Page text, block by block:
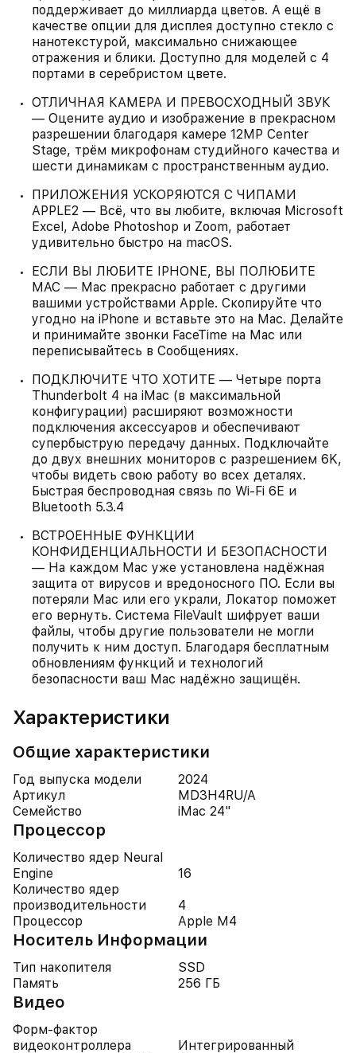
поддерживает до миллиарда цветов. А ещё в
качестве опции для дисплея доступно стекло с
нанотекстурой, максимально снижающее
отражения и блики. Доступно для моделей с 4
портами в серебристом цвете.
ОТЛИЧНАЯ КАМЕРА И ПРЕВОСХОДНЫЙ ЗВУК
— Оцените аудио и изображение в прекрасном
разрешении благодаря камере 12MP Center
Stage, трём микрофонам студийного качества и
шести динамикам с пространственным аудио.
ПРИЛОЖЕНИЯ УСКОРЯЮТСЯ С ЧИПАМИ
APPLE2 — Всё, что вы любите, включая Microsoft
Excel, Adobe Photoshop и Zoom, работает
удивительно быстро на macOS.
ЕСЛИ ВЫ ЛЮБИТЕ IPHONE, ВЫ ПОЛЮБИТЕ
MAC — Mac прекрасно работает с другими
вашими устройствами Apple. Скопируйте что
угодно на iPhone и вставьте это на Mac. Делайте
и принимайте звонки FaceTime на Mac или
переписывайтесь в Сообщениях.
ПОДКЛЮЧИТЕ ЧТО ХОТИТЕ — Четыре порта
Thunderbolt 4 на iMac (в максимальной
конфигурации) расширяют возможности
подключения аксессуаров и обеспечивают
супербыструю передачу данных. Подключайте
до двух внешних мониторов с разрешением 6K,
чтобы видеть свою работу во всех деталях.
Быстрая беспроводная связь по Wi‑Fi 6E и
Bluetooth 5.3.4
ВСТРОЕННЫЕ ФУНКЦИИ
КОНФИДЕНЦИАЛЬНОСТИ И БЕЗОПАСНОСТИ
— На каждом Mac уже установлена надёжная
защита от вирусов и вредоносного ПО. Если вы
потеряли Mac или его украли, Локатор поможет
его вернуть. Система FileVault шифрует ваши
файлы, чтобы другие пользователи не могли
получить к ним доступ. Благодаря бесплатным
обновлениям функций и технологий
безопасности ваш Mac надёжно защищён.
Характеристики
Общие характеристики
Год выпуска модели
2024
Артикул
MD3H4RU/A
Семейство
iMac 24"
Процессор
Количество ядер Neural
Engine
16
Количество ядер
производительности
4
Процессор
Apple M4
Носитель Информации
Тип накопителя
SSD
Память
256 ГБ
Видео
Форм-фактор
видеоконтроллера
Интегрированный